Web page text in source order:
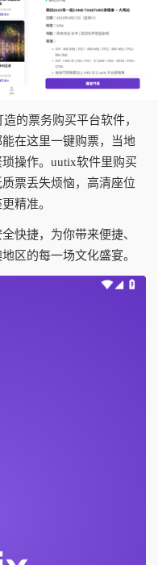
的票务购买平台软件，
在这里一键购票，当地
操作。uutix软件里购买
票丢失烦恼，高清座位
精准。
快捷，为你带来便捷、
区的每一场文化盛宴。